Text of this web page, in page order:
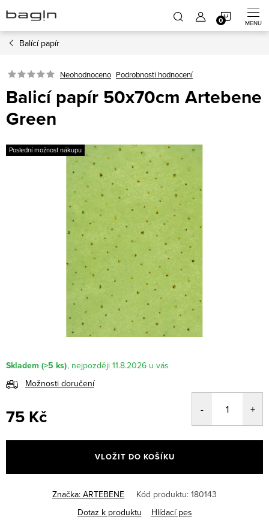
na
obsah
Balící papír
Neohodnoceno Podrobnosti hodnocení
Balicí papír 50x70cm Artebene
Green
Poslední možnost nákupu
Skladem (>5 ks)
11.8.2026
Možnosti doručení
75 Kč
cena:
VLOŽIT DO KOŠÍKU
Značka: ARTEBENE Kód produktu: 180143
Dotaz k produktu
Hlídací pes